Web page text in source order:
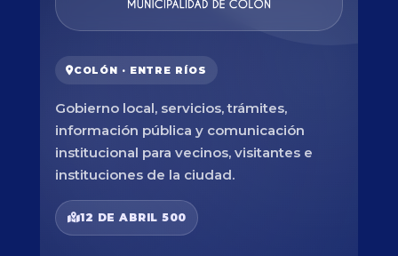
COLÓN · ENTRE RÍOS
Gobierno local, servicios, trámites,
información pública y comunicación
institucional para vecinos, visitantes e
instituciones de la ciudad.
12 DE ABRIL 500